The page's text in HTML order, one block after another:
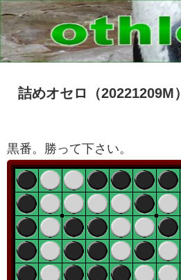
詰めオセロ（20221209M）
黒番。勝って下さい。